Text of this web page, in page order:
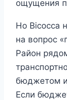
ощущения
Но Bicocca
на вопрос
Район
бюджетом и
Если